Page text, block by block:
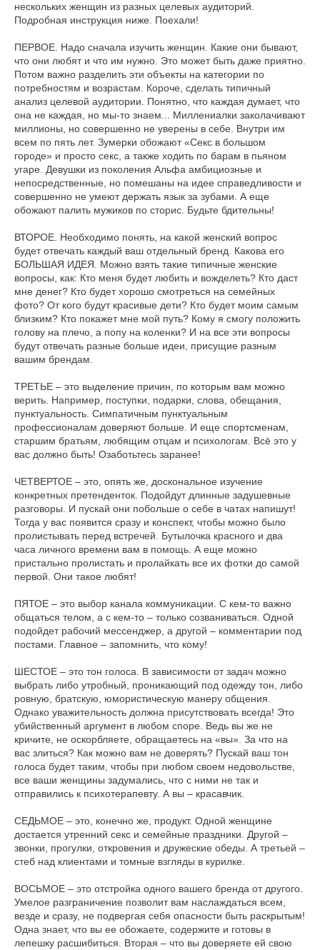
нескольких женщин из разных целевых аудиторий.
Подробная инструкция ниже. Поехали!
ПЕРВОЕ. Надо сначала изучить женщин. Какие они бывают,
что они любят и что им нужно. Это может быть даже приятно.
Потом важно разделить эти объекты на категории по
потребностям и возрастам. Короче, сделать типичный
анализ целевой аудитории. Понятно, что каждая думает, что
она не каждая, но мы-то знаем... Миллениалки заколачивают
миллионы, но совершенно не уверены в себе. Внутри им
всем по пять лет. Зумерки обожают «Секс в большом
городе» и просто секс, а также ходить по барам в пьяном
угаре. Девушки из поколения Альфа амбициозные и
непосредственные, но помешаны на идее справедливости и
совершенно не умеют держать язык за зубами. А еще
обожают палить мужиков по сторис. Будьте бдительны!
ВТОРОЕ. Необходимо понять, на какой женский вопрос
будет отвечать каждый ваш отдельный бренд. Какова его
БОЛЬШАЯ ИДЕЯ. Можно взять такие типичные женские
вопросы, как: Кто меня будет любить и вожделеть? Кто даст
мне денег? Кто будет хорошо смотреться на семейных
фото? От кого будут красивые дети? Кто будет моим самым
близким? Кто покажет мне мой путь? Кому я смогу положить
голову на плечо, а попу на коленки? И на все эти вопросы
будут отвечать разные больше идеи, присущие разным
вашим брендам.
ТРЕТЬЕ – это выделение причин, по которым вам можно
верить. Например, поступки, подарки, слова, обещания,
пунктуальность. Симпатичным пунктуальным
профессионалам доверяют больше. И еще спортсменам,
старшим братьям, любящим отцам и психологам. Всё это у
вас должно быть! Озаботьтесь заранее!
ЧЕТВЕРТОЕ – это, опять же, доскональное изучение
конкретных претенденток. Подойдут длинные задушевные
разговоры. И пускай они побольше о себе в чатах напишут!
Тогда у вас появится сразу и конспект, чтобы можно было
пролистывать перед встречей. Бутылочка красного и два
часа личного времени вам в помощь. А еще можно
пристально пролистать и пролайкать все их фотки до самой
первой. Они такое любят!
ПЯТОЕ – это выбор канала коммуникации. С кем-то важно
общаться телом, а с кем-то – только созваниваться. Одной
подойдет рабочий мессенджер, а другой – комментарии под
постами. Главное – запомнить, что кому!
ШЕСТОЕ – это тон голоса. В зависимости от задач можно
выбрать либо утробный, проникающий под одежду тон, либо
ровную, братскую, юмористическую манеру общения.
Однако уважительность должна присутствовать всегда! Это
убийственный аргумент в любом споре. Ведь вы же не
кричите, не оскорбляете, обращаетесь на «вы». За что на
вас злиться? Как можно вам не доверять? Пускай ваш тон
голоса будет таким, чтобы при любом своем недовольстве,
все ваши женщины задумались, что с ними не так и
отправились к психотерапевту. А вы – красавчик.
СЕДЬМОЕ – это, конечно же, продукт. Одной женщине
достается утренний секс и семейные праздники. Другой –
звонки, прогулки, откровения и дружеские обеды. А третьей –
стеб над клиентами и томные взгляды в курилке.
ВОСЬМОЕ – это отстройка одного вашего бренда от другого.
Умелое разграничение позволит вам наслаждаться всем,
везде и сразу, не подвергая себя опасности быть раскрытым!
Одна знает, что вы ее обожаете, содержите и готовы в
лепешку расшибиться. Вторая – что вы доверяете ей свою